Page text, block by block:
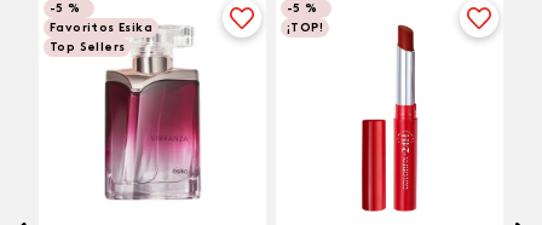
-5 %
Favoritos Esika
Top Sellers
-5 %
¡TOP!